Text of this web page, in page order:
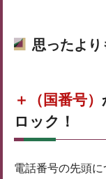
思ったより
＋（国番号）
ロック！
電話番号の先頭